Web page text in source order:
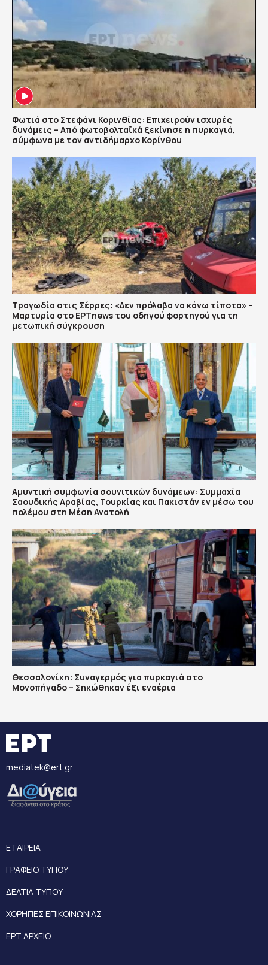
Φωτιά στο Στεφάνι Κορινθίας: Επιχειρούν ισχυρές
δυνάμεις – Από φωτοβολταϊκά ξεκίνησε η πυρκαγιά,
σύμφωνα με τον αντιδήμαρχο Κορίνθου
Τραγωδία στις Σέρρες: «Δεν πρόλαβα να κάνω τίποτα» –
Μαρτυρία στο ΕΡΤnews του οδηγού φορτηγού για τη
μετωπική σύγκρουση
Αμυντική συμφωνία σουνιτικών δυνάμεων: Συμμαχία
Σαουδικής Αραβίας, Τουρκίας και Πακιστάν εν μέσω του
πολέμου στη Μέση Ανατολή
Θεσσαλονίκη: Συναγερμός για πυρκαγιά στο
Μονοπήγαδο – Σηκώθηκαν έξι εναέρια
mediatek@ert.gr
ΕΤΑΙΡΕΙΑ
ΓΡΑΦΕΙΟ ΤΥΠΟΥ
ΔΕΛΤΙΑ ΤΥΠΟΥ
ΧΟΡΗΓΙΕΣ ΕΠΙΚΟΙΝΩΝΙΑΣ
ΕΡΤ ΑΡΧΕΙΟ